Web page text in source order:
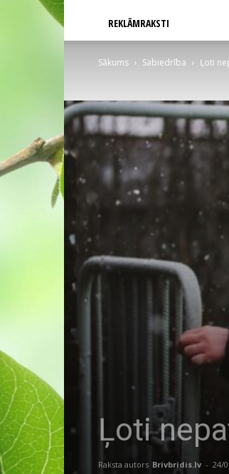
REKLĀMRAKSTI
Sākums Sabiedrība Ļoti
Ļoti
Raksta autors Brivbridis.lv - 24/